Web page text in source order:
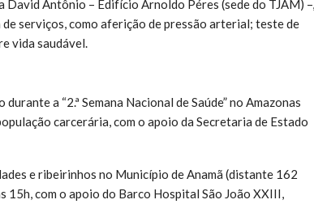
Antônio – Edifício Arnoldo Péres (sede do TJAM) –,
de serviços, como aferição de pressão arterial; teste de
vida saudável.
a “2.ª Semana Nacional de Saúde” no Amazonas
carcerária, com o apoio da Secretaria de Estado
e ribeirinhos no Município de Anamã (distante 162
com o apoio do Barco Hospital São João XXIII,